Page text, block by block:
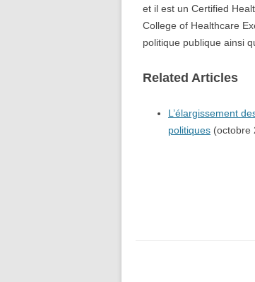
et il est un Certified
College of Healthcare
politique publique ainsi
Related Articles
L’élargissement
politiques (octobre